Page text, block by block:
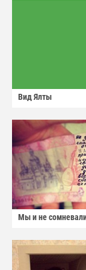
Вид Ялты
Мы и не